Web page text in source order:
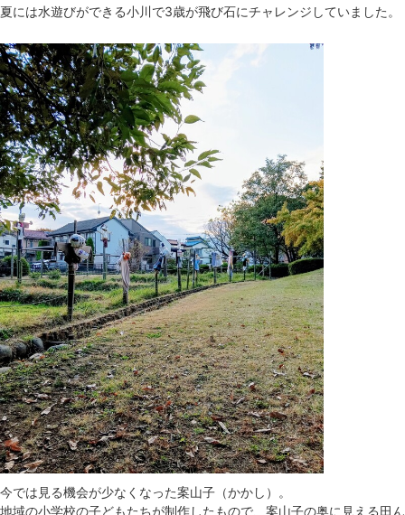
夏には水遊びができる小川で3歳が飛び石にチャレンジしていました。
今では見る機会が少なくなった案山子（かかし）。
地域の小学校の子どもたちが制作したもので、案山子の奥に見える田ん